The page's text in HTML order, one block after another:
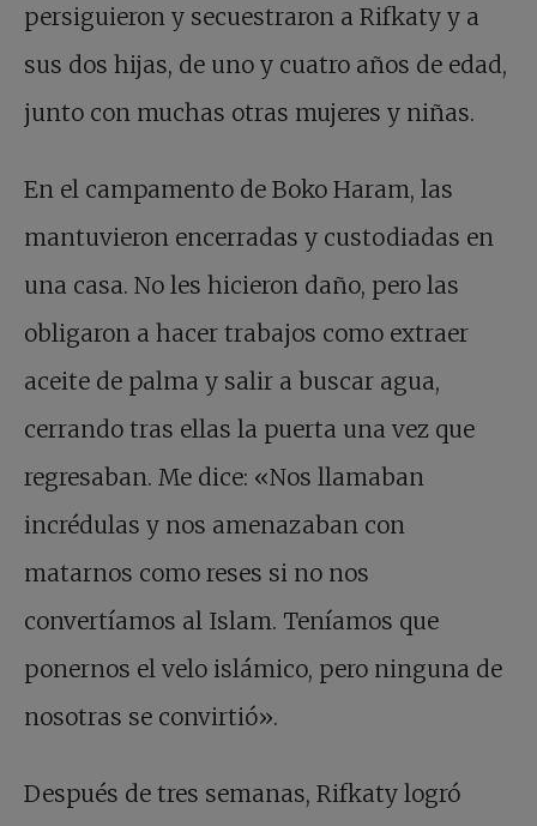
persiguieron y secuestraron a Rifkaty y a
sus dos hijas, de uno y cuatro años de edad,
junto con muchas otras mujeres y niñas.
En el campamento de Boko Haram, las
mantuvieron encerradas y custodiadas en
una casa. No les hicieron daño, pero las
obligaron a hacer trabajos como extraer
aceite de palma y salir a buscar agua,
cerrando tras ellas la puerta una vez que
regresaban. Me dice: «Nos llamaban
incrédulas y nos amenazaban con
matarnos como reses si no nos
convertíamos al Islam. Teníamos que
ponernos el velo islámico, pero ninguna de
nosotras se convirtió».
Después de tres semanas, Rifkaty logró